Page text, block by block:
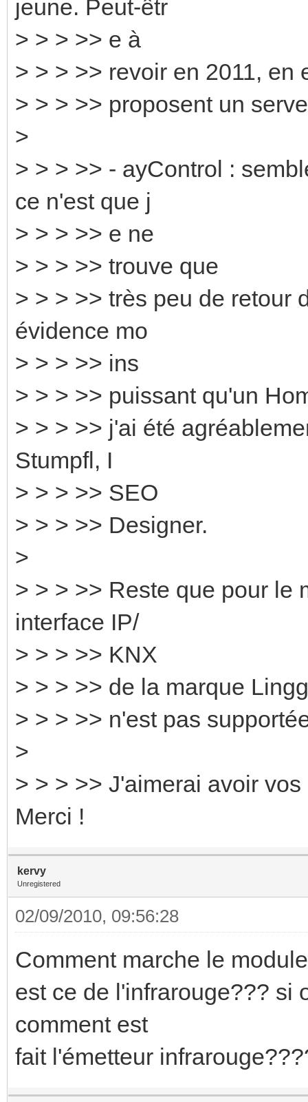
jeune. Peut-êtr
> > > >> e à
> > > >> revoir en 2011, en
> > > >> proposent un
>
> > > >> - ayControl :
ce n'est que j
> > > >> e ne
> > > >> trouve que
> > > >> très peu de retour
évidence mo
> > > >> ins
> > > >> puissant qu'un
> > > >> j'ai été
Stumpfl, I
> > > >> SEO
> > > >> Designer.
>
> > > >> Reste que pour le
interface IP/
> > > >> KNX
> > > >> de la marque
> > > >> n'est pas
>
> > > >> J'aimerai avoir
Merci !
kervy
Unregistered
02/09/2010, 09:56:28
Comment marche le
est ce de l'infrarouge??? si
comment est
fait l'émetteur